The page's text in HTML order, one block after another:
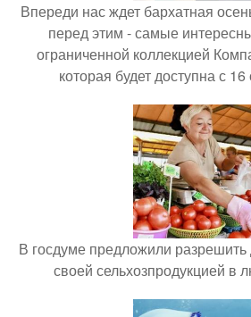
Впереди нас ждет бархатная
перед этим - самые
ограниченной коллекцией
которая будет доступна с
В госдуме предложили разрешить
своей сельхозпродукцией в